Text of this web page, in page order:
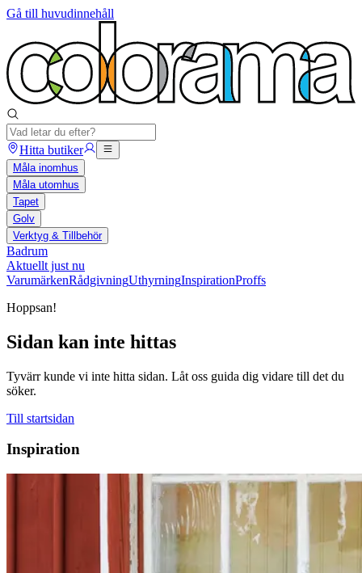
Gå till huvudinnehåll
Hitta butiker
Måla inomhus
Måla utomhus
Tapet
Golv
Verktyg & Tillbehör
Badrum
Aktuellt just nu
VarumärkenRådgivningUthyrningInspirationProffs
Hoppsan!
Sidan kan inte hittas
Tyvärr kunde vi inte hitta sidan. Låt oss guida dig vidare till det du
söker.
Till startsidan
Inspiration